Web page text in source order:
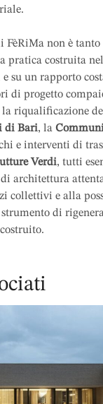
non è tanto
pratica costruita
su un rapporto
di progetto
la riqualificazione
di Bari, la
e interventi di
Verdi, tutti
di architettura
collettivi e alla
di